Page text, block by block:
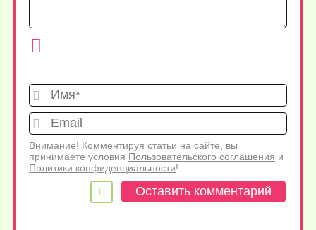
Имя*
Внимание! Комментируя статьи на сайте, вы
принимаете условия Пользовательского соглашения и
Политики конфиденциальности!